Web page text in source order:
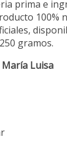
prima e
100%
gramos.
María Luisa